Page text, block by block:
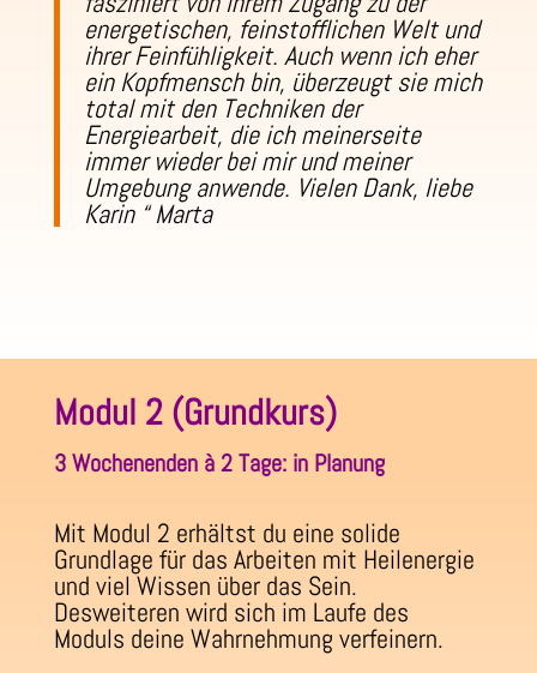
energetischen, feinstofflichen Welt und
ihrer Feinfühligkeit. Auch wenn ich eher
ein Kopfmensch bin, überzeugt sie mich
total mit den Techniken der
Energiearbeit, die ich meinerseite
immer wieder bei mir und meiner
Umgebung anwende. Vielen Dank, liebe
Karin “ Marta
Modul 2 (Grundkurs)
3 Wochenenden à 2 Tage: in Planung
Mit Modul 2 erhältst du eine solide
Grundlage für das Arbeiten mit Heilenergie
und viel Wissen über das Sein.
Desweiteren wird sich im Laufe des
Moduls deine Wahrnehmung verfeinern.